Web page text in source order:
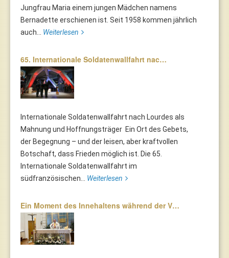
Jungfrau Maria einem jungen Mädchen namens
Bernadette erschienen ist. Seit 1958 kommen jährlich
auch... Weiterlesen
65. Internationale Soldatenwallfahrt nac…
Internationale Soldatenwallfahrt nach Lourdes als
Mahnung und Hoffnungsträger Ein Ort des Gebets,
der Begegnung – und der leisen, aber kraftvollen
Botschaft, dass Frieden möglich ist. Die 65.
Internationale Soldatenwallfahrt im
südfranzösischen... Weiterlesen
Ein Moment des Innehaltens während der V…